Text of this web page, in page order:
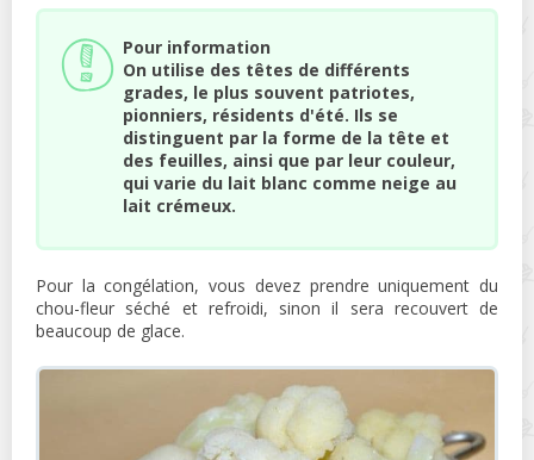
Pour information
On utilise des têtes de différents
grades, le plus souvent patriotes,
pionniers, résidents d'été. Ils se
distinguent par la forme de la tête et
des feuilles, ainsi que par leur couleur,
qui varie du lait blanc comme neige au
lait crémeux.
Pour la congélation, vous devez prendre uniquement du
chou-fleur séché et refroidi, sinon il sera recouvert de
beaucoup de glace.